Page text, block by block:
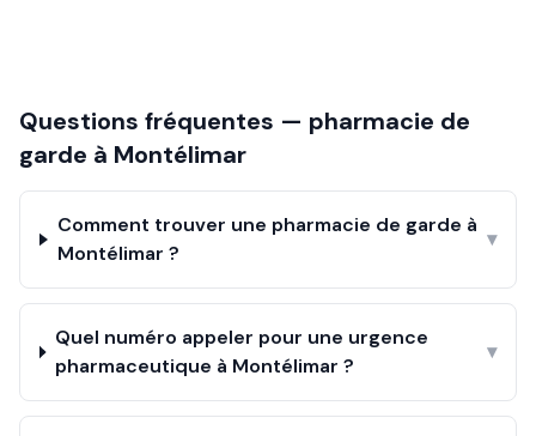
Questions fréquentes — pharmacie de
garde à Montélimar
Comment trouver une pharmacie de garde à
Montélimar ?
▾
Quel numéro appeler pour une urgence
pharmaceutique à Montélimar ?
▾